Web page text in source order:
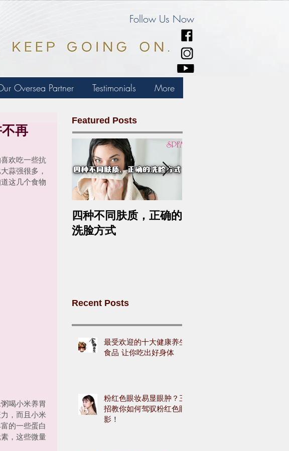
Follow Us Now
Oversea Partner Testimonials More
再
欢吃一些抗
蒜强很多，
这几个食物
喝小米养胃
，而且小米
的一些蛋白
，这些微量
Featured Posts
四种不同肤质，正确的
洗脸方式
Recent Posts
最受欢迎的十大健康养生
食品 让你吃出好身体
粉红色眼妆易显眼肿？三
招教你如何驾驭粉红色眼
影！